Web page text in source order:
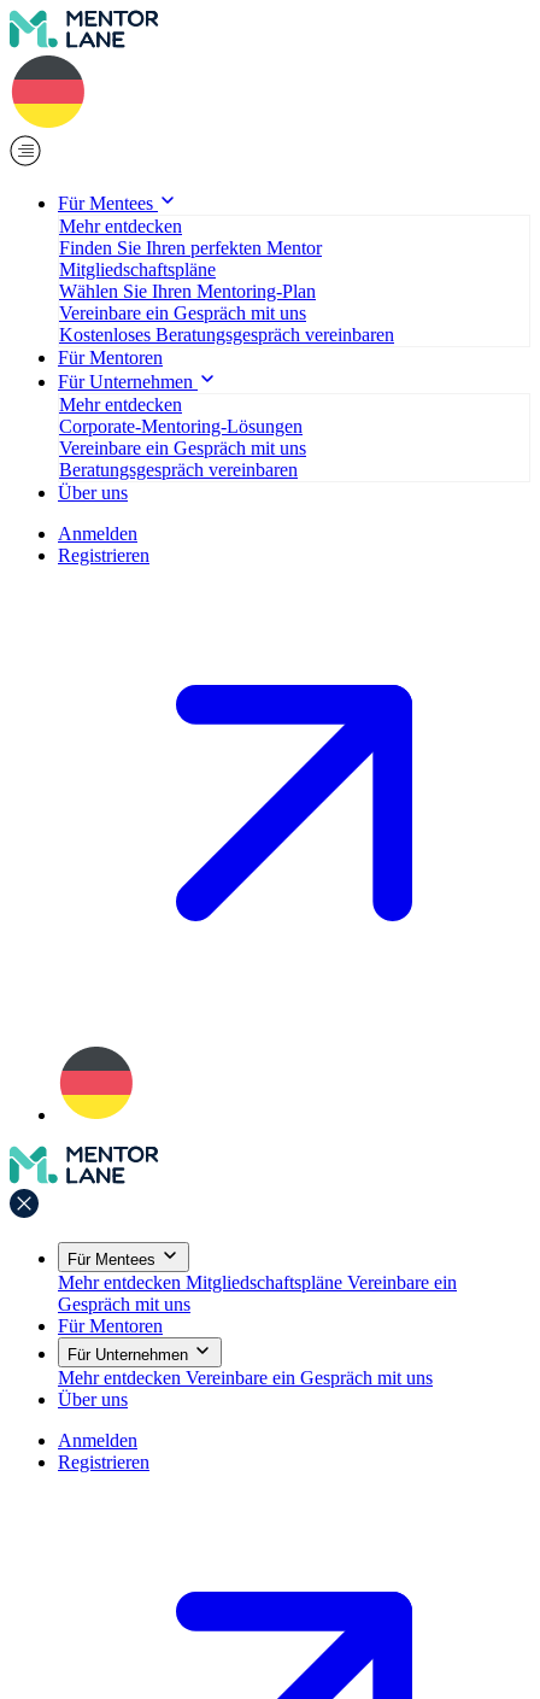
Für Mentees
Mehr entdecken
Finden Sie Ihren perfekten Mentor
Mitgliedschaftspläne
Wählen Sie Ihren Mentoring-Plan
Vereinbare ein Gespräch mit uns
Kostenloses Beratungsgespräch vereinbaren
Für Mentoren
Für Unternehmen
Mehr entdecken
Corporate-Mentoring-Lösungen
Vereinbare ein Gespräch mit uns
Beratungsgespräch vereinbaren
Über uns
Anmelden
Registrieren
Für Mentees
Mehr entdecken Mitgliedschaftspläne Vereinbare ein
Gespräch mit uns
Für Mentoren
Für Unternehmen
Mehr entdecken Vereinbare ein Gespräch mit uns
Über uns
Anmelden
Registrieren